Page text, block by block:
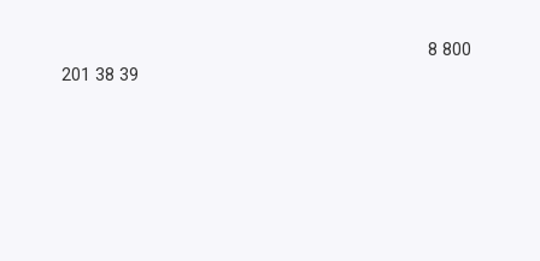
8 800
201 38 39